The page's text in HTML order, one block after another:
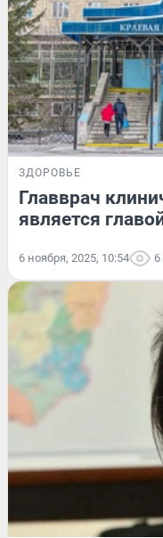
ЗДОРОВЬЕ
Главврач
является
6 ноября, 2025, 10:54 6